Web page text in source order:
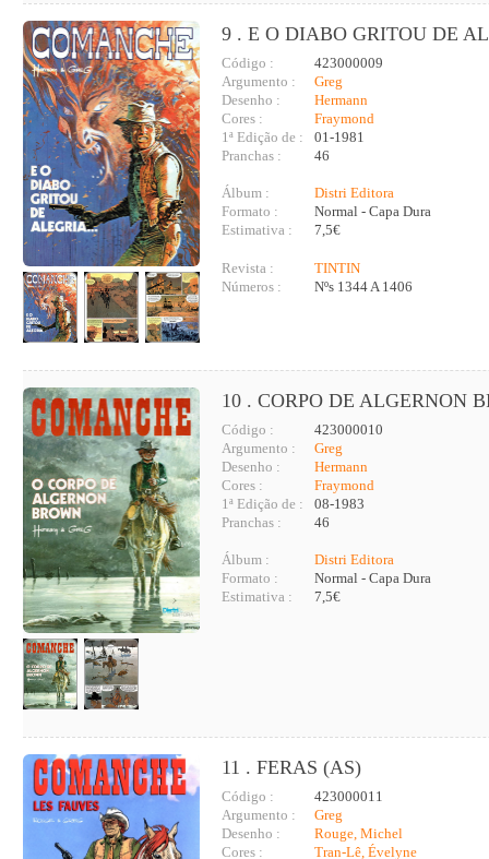
9 . E O DIABO GRITOU DE
Código :
423000009
Argumento :
Greg
Desenho :
Hermann
Cores :
Fraymond
1ª Edição de :
01-1981
Pranchas :
46
Álbum :
Distri Editora
Formato :
Normal - Capa Dura
Estimativa :
7,5€
Revista :
TINTIN
Números :
Nºs 1344 A 1406
10 . CORPO DE ALGERNON
Código :
423000010
Argumento :
Greg
Desenho :
Hermann
Cores :
Fraymond
1ª Edição de :
08-1983
Pranchas :
46
Álbum :
Distri Editora
Formato :
Normal - Capa Dura
Estimativa :
7,5€
11 . FERAS (AS)
Código :
423000011
Argumento :
Greg
Desenho :
Rouge, Michel
Cores :
Tran-Lê, Évelyne